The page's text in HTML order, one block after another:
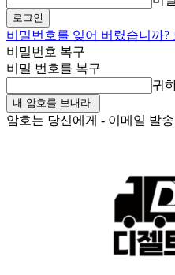
비밀번호를 잊어 버렸습니까?
비밀번호 복구
비밀 번호를 복구
귀
암호는 당신에게 - 이메일 발